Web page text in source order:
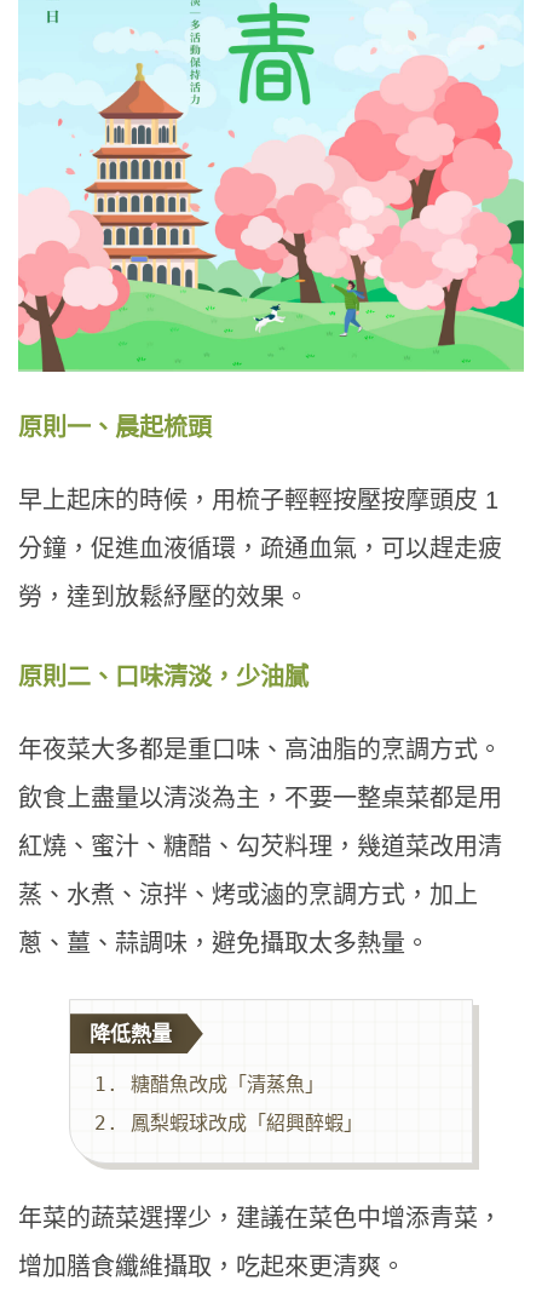
原則一、晨起梳頭
早上起床的時候，用梳子輕輕按壓按摩頭皮 1
分鐘，促進血液循環，疏通血氣，可以趕走疲
勞，達到放鬆紓壓的效果。
原則二、口味清淡，少油膩
年夜菜大多都是重口味、高油脂的烹調方式。
飲食上盡量以清淡為主，不要一整桌菜都是用
紅燒、蜜汁、糖醋、勾芡料理，幾道菜改用清
蒸、水煮、涼拌、烤或滷的烹調方式，加上
蔥、薑、蒜調味，避免攝取太多熱量。
降低熱量
1. 糖醋魚改成「清蒸魚」
2. 鳳梨蝦球改成「紹興醉蝦」
年菜的蔬菜選擇少，建議在菜色中增添青菜，
增加膳食纖維攝取，吃起來更清爽。